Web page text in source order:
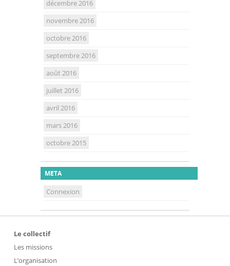
décembre 2016
novembre 2016
octobre 2016
septembre 2016
août 2016
juillet 2016
avril 2016
mars 2016
octobre 2015
META
Connexion
Le collectif
Les missions
L’organisation